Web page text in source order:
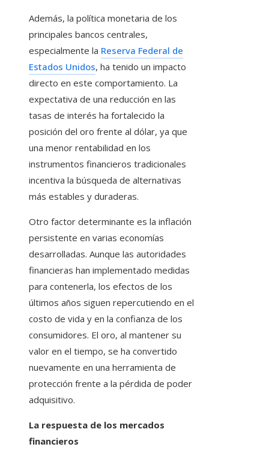
Además, la política monetaria de los
principales bancos centrales,
especialmente la Reserva Federal de
Estados Unidos, ha tenido un impacto
directo en este comportamiento. La
expectativa de una reducción en las
tasas de interés ha fortalecido la
posición del oro frente al dólar, ya que
una menor rentabilidad en los
instrumentos financieros tradicionales
incentiva la búsqueda de alternativas
más estables y duraderas.
Otro factor determinante es la inflación
persistente en varias economías
desarrolladas. Aunque las autoridades
financieras han implementado medidas
para contenerla, los efectos de los
últimos años siguen repercutiendo en el
costo de vida y en la confianza de los
consumidores. El oro, al mantener su
valor en el tiempo, se ha convertido
nuevamente en una herramienta de
protección frente a la pérdida de poder
adquisitivo.
La respuesta de los mercados
financieros